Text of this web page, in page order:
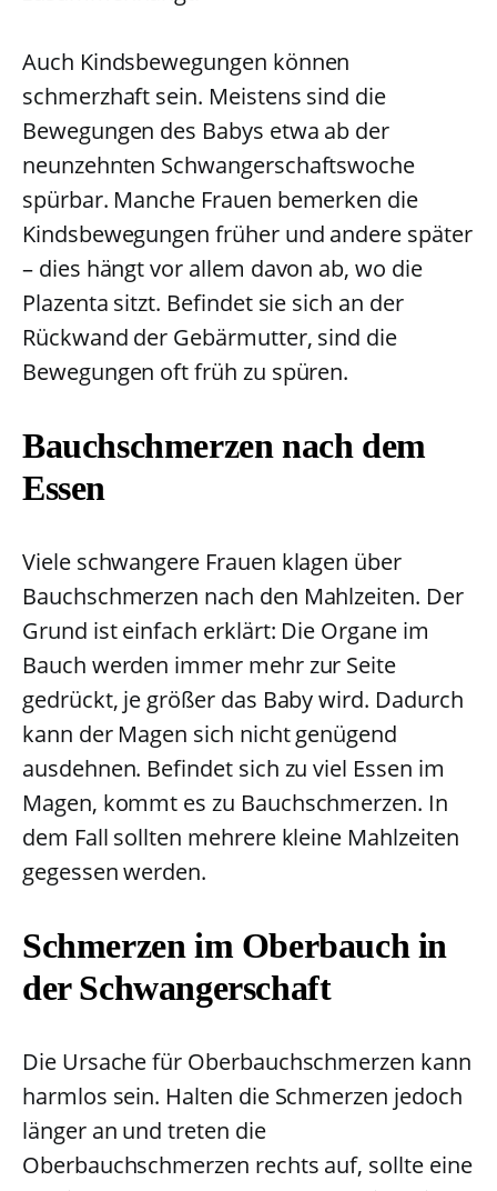
Auch Kindsbewegungen können
schmerzhaft sein. Meistens sind die
Bewegungen des Babys etwa ab der
neunzehnten Schwangerschaftswoche
spürbar. Manche Frauen bemerken die
Kindsbewegungen früher und andere später
– dies hängt vor allem davon ab, wo die
Plazenta sitzt. Befindet sie sich an der
Rückwand der Gebärmutter, sind die
Bewegungen oft früh zu spüren.
Bauchschmerzen nach dem
Essen
Viele schwangere Frauen klagen über
Bauchschmerzen nach den Mahlzeiten. Der
Grund ist einfach erklärt: Die Organe im
Bauch werden immer mehr zur Seite
gedrückt, je größer das Baby wird. Dadurch
kann der Magen sich nicht genügend
ausdehnen. Befindet sich zu viel Essen im
Magen, kommt es zu Bauchschmerzen. In
dem Fall sollten mehrere kleine Mahlzeiten
gegessen werden.
Schmerzen im Oberbauch in
der Schwangerschaft
Die Ursache für Oberbauchschmerzen kann
harmlos sein. Halten die Schmerzen jedoch
länger an und treten die
Oberbauchschmerzen rechts auf, sollte eine